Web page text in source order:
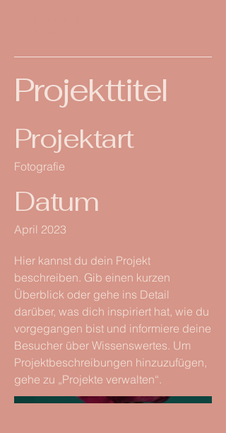
Projekttitel
Projektart
Fotografie
Datum
April 2023
Hier kannst du dein Projekt
beschreiben. Gib einen kurzen
Überblick oder gehe ins Detail
darüber, was dich inspiriert hat, wie du
vorgegangen bist und informiere deine
Besucher über Wissenswertes. Um
Projektbeschreibungen hinzuzufügen,
gehe zu „Projekte verwalten“.